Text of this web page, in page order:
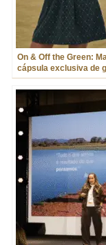
On & Off the Green:
cápsula exclusiva de